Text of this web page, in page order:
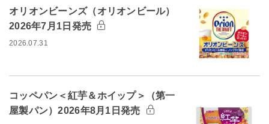
オリオンビーンズ（オリオンビール）
2026年7月1日発売
2026.07.31
コッペパン＜紅芋＆ホイップ＞（第一
屋製パン）2026年8月1日発売